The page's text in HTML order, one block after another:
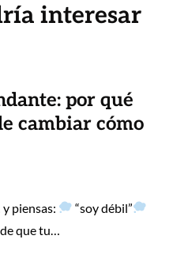
interesar
por qué
cambiar cómo
piensas:
“soy débil”
que tu…